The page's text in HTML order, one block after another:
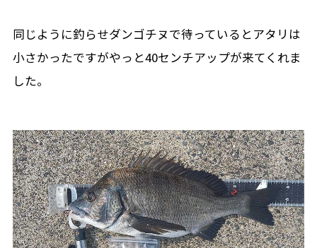
同じように釣らせダンゴチヌで待っているとアタリは
小さかったですがやっと40センチアップが来てくれま
した。